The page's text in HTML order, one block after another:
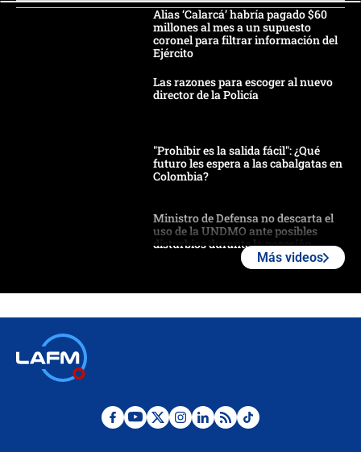
Alias ‘Calarcá’ habría pagado $60
millones al mes a un supuesto
coronel para filtrar información del
Ejército
Las razones para escoger al nuevo
director de la Policía
"Prohibir es la salida fácil": ¿Qué
futuro les espera a las cabalgatas en
Colombia?
Ministro de Defensa no descarta el
uso de la UNDMO ante posibles
disturbios durante la posesión
Las seis de las 6 con Juan Lozano |
Más videos